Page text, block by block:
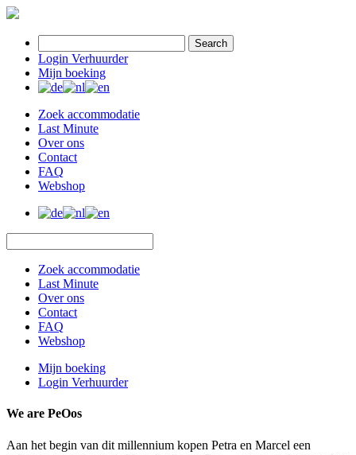
Search
Login Verhuurder
Mijn boeking
Zoek accommodatie
Last Minute
Over ons
Contact
FAQ
Webshop
Zoek accommodatie
Last Minute
Over ons
Contact
FAQ
Webshop
Mijn boeking
Login Verhuurder
We are PeOos
Aan het begin van dit millennium kopen Petra en Marcel een